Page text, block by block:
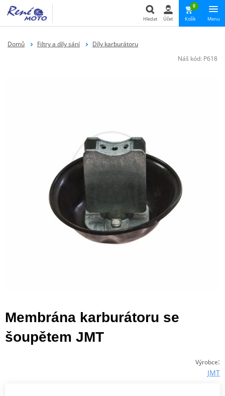
Hledat Účet
0
Košík Menu
Domů Filtry a díly sání
Díly karburátoru
Náš kód: P618
Membrána karburátoru se
šoupětem JMT
Výrobce:
JMT